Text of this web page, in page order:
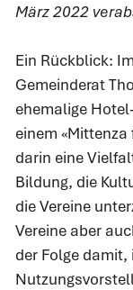
März 2022
Ein Rückblick:
Gemeinderat
ehemalige
einem
darin eine
Bildung, die
die Vereine
Vereine aber
der Folge